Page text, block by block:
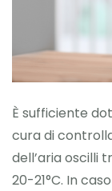
È sufficiente
cura di
dell’aria oscilli
20-21°C. In